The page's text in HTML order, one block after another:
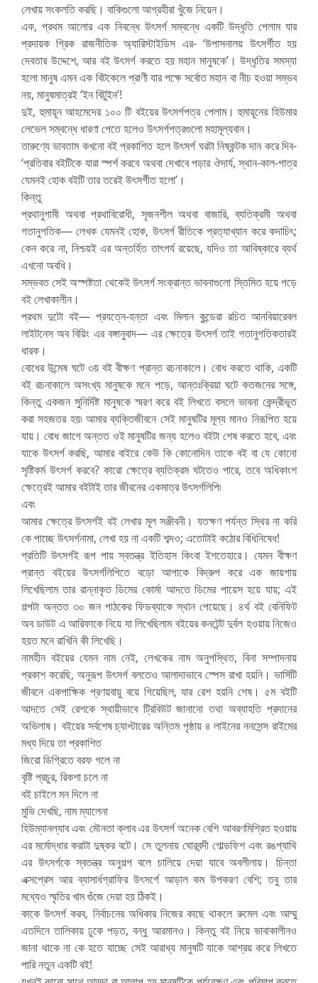
লেখায় সংকলতি করছি। বাকিগুলো আগ্রহীরা খুঁজে নিয়েন।
এক, প্রথম আলোর এক নিবন্ধে উৎসর্গ সম্বন্ধে একটি উদ্ধৃতি পেলাম যার
প্রদায়ক গ্রিক রাজনীতিক অ্যারিস্টাইডিস এর- ‘উপাসনালয় উৎসর্গীত হয়
দেবতার উদ্দেশে, আর বই উৎসর্গ করতে হয় মহান মানুষকে’। উদ্ধৃতির সমস্যা
হলো মানুষ এমন এক বিটকেলে প্রাণী যার পক্ষে সর্বোত মহান বা নীচ হওয়া সম্ভব
নয়, মানুষমাত্রই ‘ইন বিটুইন’!
দুই, হুমায়ূন আহমেদের ১০০ টি বইয়ের উৎসর্গপত্র পেলাম। হুমায়ূনের হিউমার
লেভেল সম্বন্ধে ধারণা পেতে হলেও উৎসর্গপত্রগুলো মহামূল্যবান।
তারুণ্যে ভাবতাম কখনো বই প্রকাশিত হলে উৎসর্গ ঘরটা নিষ্কন্টক দান করে দিব-
‘প্রতিবার বইটিকে যারা স্পর্শ করবে অথবা দেখাবে পড়ার ঔদার্য, স্থান-কাল-পাত্র
যেমনই হোক বইটি তার তরেই উৎসর্গীত হলো’।
কিন্তু
প্রথানুগামী অথবা প্রথাবিরোধী, সৃজনশীল অথবা বাজারি, ব্যতিক্রমী অথবা
গতানুগতিক— লেখক যেমনই হোক, উৎসর্গ রীতিকে প্রত্যাখ্যান করে কদাচিৎ;
কেন করে না, নিশ্চয়ই এর অন্তর্হিত তাৎপর্য রয়েছে, যদিও তা আবিষ্কারে ব্যর্থ
এখনো অবধি।
সম্ভবত সেই অস্পষ্টতা থেকেই উৎসর্গ সংক্রান্ত ভাবনাগুলো স্তিমিত হয়ে পড়ে
বই লেখাকালীন।
প্রথম দুটো বই— প্রযত্নে-হন্তা এবং মিলান কুন্ডেরা রচিত আনবিয়ারেবল
লাইটনেস অব বিয়িং এর বঙ্গানুবাদ— এর ক্ষেত্রে উৎসর্গ তাই গতানুগতিকতারই
ধারক।
বোধের উন্মেষ ঘটে ৩য় বই বীক্ষণ প্রান্ত রচনাকালে। বোধ করতে থাকি, একটি
বই রচনাকালে অসংখ্য মানুষকে মনে পড়ে, আন্তঃক্রিয়া ঘটে কতজনের সঙ্গে,
কিন্তু একজন সুনির্দিষ্ট মানুষকে স্মরণ করে বই লিখতে বসলে ভাবনা কেন্দ্রীভূত
করা সহজতর হয়৷ আমার ব্যক্তিজীবনে সেই মানুষটির মূল্য মানও নিরূপিত হয়ে
যায়। বোধ জাগে অন্তত ওই মানুষটির জন্য হলেও বইটা শেষ করতে হবে, এবং
যাকে উৎসর্গ করছি, আমার বাইরে কেউ কি কোনোদিন তাকে বই বা যে কোনো
সৃষ্টিকর্ম উৎসর্গ করবে? কারো ক্ষেত্রে ব্যতিক্রম ঘটতেও পারে, তবে অধিকাংশ
ক্ষেত্রেই আমার বইটাই তার জীবনের একমাত্র উৎসর্গলিপি৷
এবং
আমার ক্ষেত্রে উৎসর্গই বই লেখার মূল সঞ্জীবনী। যতক্ষণ পর্যন্ত স্থির না করি
কে পাচ্ছে উৎসর্গনামা, লেখা হয় না একটি শব্দও; এতোটাই কঠোর বিধিনিষেধ!
প্রতিটি উৎসর্গই রূপ পায় স্বতন্ত্র ইতিহাস কিংবা ইশতেহারে। যেমন বীক্ষণ
প্রান্ত বইয়ের উৎসর্গলিপিতে বড়ো আপাকে বিদ্রুপ করে এক জায়গায়
লিখেছিলাম তার রান্নাকৃত ডিমের কোর্মা আদতে ডিমের পায়েস হয়ে যায়; এই
গল্পটা অন্তত ৩০ জন পাঠকের ফিডব্যাকে স্থান পেয়েছে। ৪র্থ বই বেনিফিট
অব ডাউট এ আরিফাকে নিয়ে যা লিখেছিলাম বইয়ের কনটেন্ট দুর্বল হওয়ায় নিজেও
হয়ত মনে রাখিনি কী লিখেছি।
নামহীন বইয়ের যেমন নাম নেই, লেখকের নাম অনুপস্থিত, বিনা সম্পাদনায়
প্রকাশ করেছি, অনুরূপ উৎসর্গ বলতেও আলাদাভাবে স্পেস রাখা হয়নি। ভার্সিটি
জীবনে একপাক্ষিক প্রণয়বায়ু বয়ে গিয়েছিল, যার রেশ হয়নি শেষ। ৫ম বইটি
আদতে সেই রেশকে স্থায়ীভাবে ট্রিবিউট জানানো তথা অব্যাহতি প্রদানের
অভিলাষ। বইয়ের সর্বশেষ চ্যাপ্টারের অন্তিম পৃষ্ঠায় ৪ লাইনের ননসেন্স রাইমের
মধ্য দিয়ে তা প্রকাশিত
জিরো ডিগ্রিতে বরফ গলে না
বৃষ্টি প্রচুর, রিকশা চলে না
বই চাইলে মন দিলে না
মুভি দেখছি, নাম ম্যালেনা
হিউম্যানল্যাব এবং মৌনতা ক্লাব এর উৎসর্গ অনেক বেশি আবরণমিশ্রিত হওয়ায়
এর মর্মোদ্ধার করাটা দুষ্কর বটে। সে তুলনায় ঘোরবন্দী গোল্ডফিশ এবং রঙপ্যাথি
এর উৎসর্গকে স্বতন্ত্র অনুগল্প বলে চালিয়ে দেয়া যাবে অবলীলায়। চিন্তা
এক্সপ্রেস আর ব্যাসার্ধগ্রাফির উৎসর্গে আড়াল কম উপকরণ বেশি; তবু তার
মধ্যেও স্মৃতির খাম গুঁজে দেয়া হয় ঠিকই।
কাকে উৎসর্গ করব, নির্বাচনের অধিকার নিজের কাছে থাকলে রুমেল এবং আম্মু
এতদিনে তালিকায় ঢুকে পড়ত, বন্ধু আরমানও। কিন্তু বই নিয়ে ভাবাকালীনও
জানা থাকে না কে হতে যাচ্ছে সেই আরাধ্য মানুষটি যাকে আশ্রয় করে লিখতে
পারি নতুন একটি বই!